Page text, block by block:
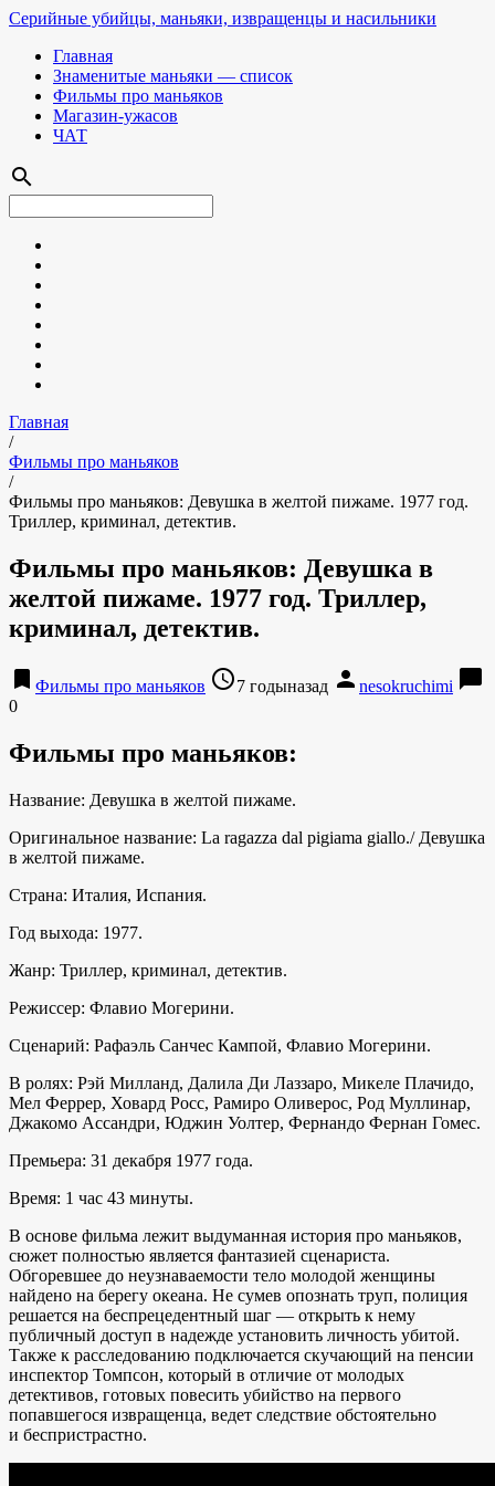
Серийные убийцы, маньяки, извращенцы и насильники
Главная
Знаменитые маньяки — список
Фильмы про маньяков
Магазин-ужасов
ЧАТ
search
Главная
/
Фильмы про маньяков
/
Фильмы про маньяков: Девушка в желтой пижаме. 1977 год.
Триллер, криминал, детектив.
Фильмы про маньяков: Девушка в
желтой пижаме. 1977 год. Триллер,
криминал, детектив.
bookmark Фильмы про маньяков access_time7 годыназад person nesokruchimi chat_bubble
0
Фильмы про маньяков:
Название: Девушка в желтой пижаме.
Оригинальное название: La ragazza dal pigiama giallo./ Девушка
в желтой пижаме.
Страна: Италия, Испания.
Год выхода: 1977.
Жанр: Триллер, криминал, детектив.
Режиссер: Флавио Могерини.
Сценарий: Рафаэль Санчес Кампой, Флавио Могерини.
В ролях: Рэй Милланд, Далила Ди Лаззаро, Микеле Плачидо,
Мел Феррер, Ховард Росс, Рамиро Оливерос, Род Муллинар,
Джакомо Ассандри, Юджин Уолтер, Фернандо Фернан Гомес.
Премьера: 31 декабря 1977 года.
Время: 1 час 43 минуты.
В основе фильма лежит выдуманная история про маньяков,
сюжет полностью является фантазией сценариста.
Обгоревшее до неузнаваемости тело молодой женщины
найдено на берегу океана. Не сумев опознать труп, полиция
решается на беспрецедентный шаг — открыть к нему
публичный доступ в надежде установить личность убитой.
Также к расследованию подключается скучающий на пенсии
инспектор Томпсон, который в отличие от молодых
детективов, готовых повесить убийство на первого
попавшегося извращенца, ведет следствие обстоятельно
и беспристрастно.